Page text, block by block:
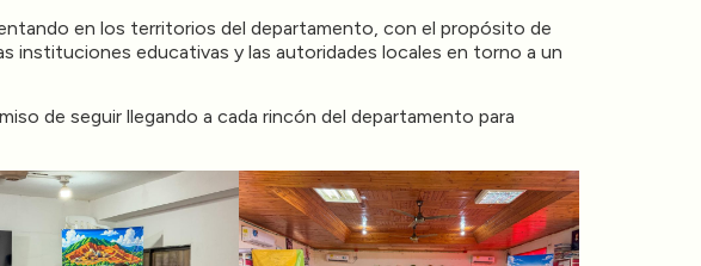
en los territorios del departamento, con el propósito de
instituciones educativas y las autoridades locales en torno a un
de seguir llegando a cada rincón del departamento para